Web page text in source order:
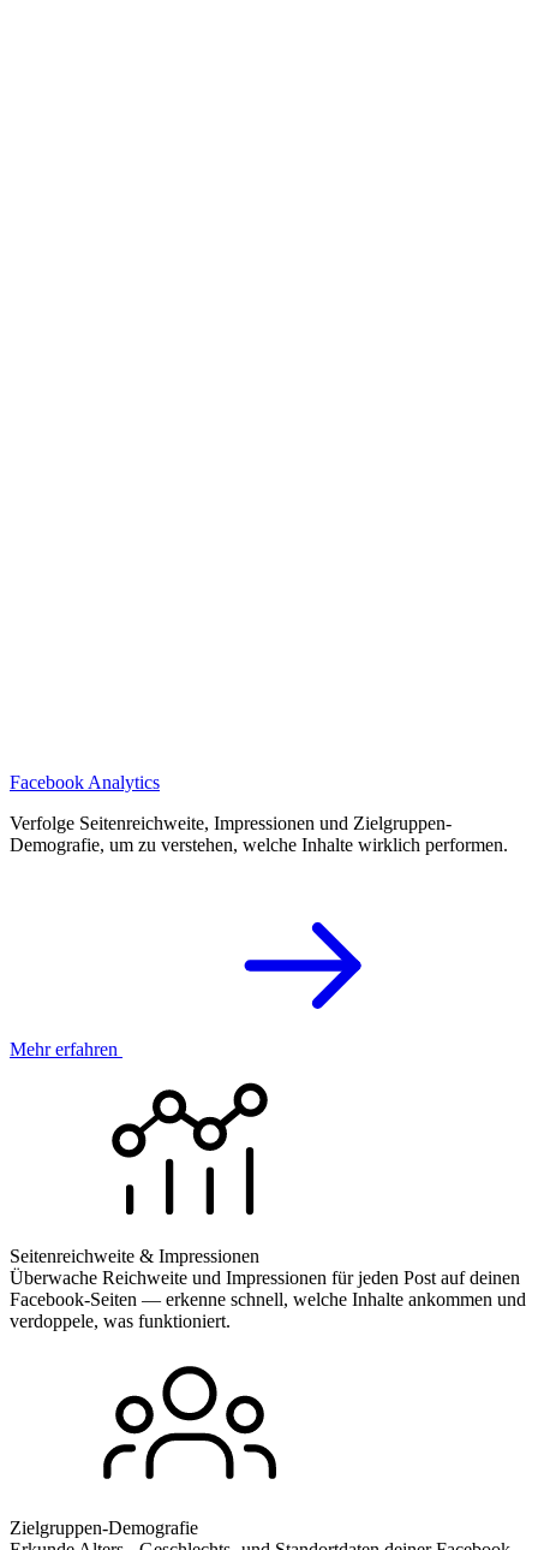
Facebook Analytics
Verfolge Seitenreichweite, Impressionen und Zielgruppen-
Demografie, um zu verstehen, welche Inhalte wirklich performen.
Mehr erfahren
Seitenreichweite & Impressionen
Überwache Reichweite und Impressionen für jeden Post auf deinen
Facebook-Seiten — erkenne schnell, welche Inhalte ankommen und
verdoppele, was funktioniert.
Zielgruppen-Demografie